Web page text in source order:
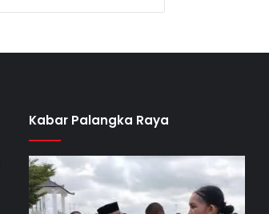
Kabar Palangka Raya